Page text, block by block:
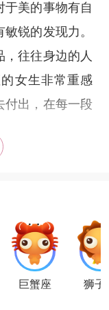
美的事物有自
锐的发现力。
往往身边的人
女生非常重感
付出，在每一段
。他们的兴趣
以享受到爱情的
好运气。他的存
他用坚定、可靠
巨蟹座 狮子